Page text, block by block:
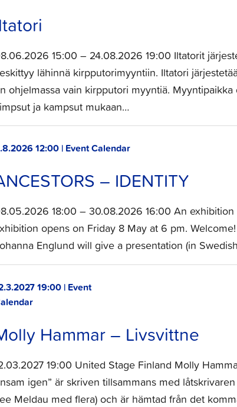
15:00 – 24.08.2026 19:00 Iltatorit
lähinnä kirpputorimyyntiin. Iltatori
ohjelmassa vain kirpputori myyntiä.
ja kampsut mukaan…
12:00 | Event Calendar
– IDENTITY
18:00 – 30.08.2026 16:00 An
opens on Friday 8 May at 6 pm.
Englund will give a presentation (in
19:00 | Event
Hammar – Livsvittne
19:00 United Stage Finland Molly
igen” är skriven tillsammans med
Meldau med flera) och är hämtad från det